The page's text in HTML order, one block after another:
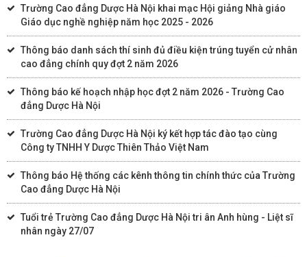
Trường Cao đẳng Dược Hà Nội khai mạc Hội giảng Nhà giáo
Giáo dục nghề nghiệp năm học 2025 - 2026
Thông báo danh sách thí sinh đủ điều kiện trúng tuyển cử nhân
cao đẳng chính quy đợt 2 năm 2026
Thông báo kế hoạch nhập học đợt 2 năm 2026 - Trường Cao
đẳng Dược Hà Nội
Trường Cao đẳng Dược Hà Nội ký kết hợp tác đào tạo cùng
Công ty TNHH Y Dược Thiên Thảo Việt Nam
Thông báo Hệ thống các kênh thông tin chính thức của Trường
Cao đẳng Dược Hà Nội
Tuổi trẻ Trường Cao đẳng Dược Hà Nội tri ân Anh hùng - Liệt sĩ
nhân ngày 27/07